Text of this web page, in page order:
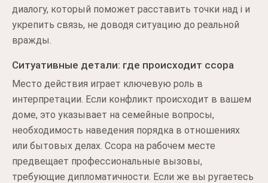
диалогу, который поможет расставить точки над i и
укрепить связь, не доводя ситуацию до реальной
вражды.
Ситуативные детали: где происходит ссора
Место действия играет ключевую роль в
интерпретации. Если конфликт происходит в вашем
доме, это указывает на семейные вопросы,
необходимость наведения порядка в отношениях
или бытовых делах. Ссора на рабочем месте
предвещает профессиональные вызовы,
требующие дипломатичности. Если же вы ругаетесь